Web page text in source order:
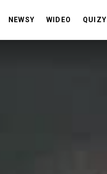
NEWSY WIDEO QUIZY